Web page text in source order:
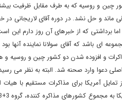
چین و روسیه که به طرف مقابل ظرفیت
و حل نشد. در دوره آقای لاریجانی در
برداشتی که از خبرهای آن روز دارم این
ای باشد که آقای سولانا نماینده آنها
و افزوده شدن دو کشور چین و روسیه و
دعوا وارد صحنه شد. البته به نظر می
تمایل آمریکا برای مذاکرات مستقیم با